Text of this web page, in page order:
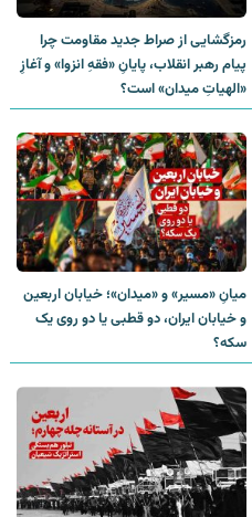
رمزگشایی از صراط جدید مقاومت چرا
پیام رهبر انقلاب، پایانِ «فقهِ انزوا» و آغازِ
«الهیاتِ میدان» است؟
میانِ «مسیر» و «میدان»؛ خیابان اربعین
و خیابان ایران، دو قطبی یا دو روی یک
سکه؟‌